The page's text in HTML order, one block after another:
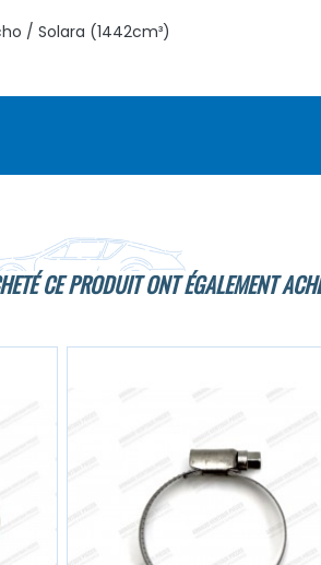
/ Solara (1442cm³)
CE PRODUIT ONT ÉGALEMENT